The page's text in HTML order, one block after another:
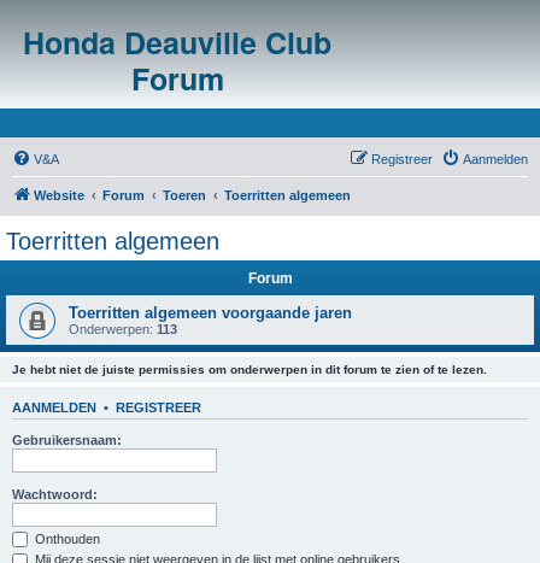
Honda Deauville Club
Forum
V&A Aanmelden
Registreer
Website Forum Toeren Toerritten algemeen
Toerritten algemeen
Forum
Toerritten algemeen voorgaande jaren
Onderwerpen: 113
Je hebt niet de juiste permissies om onderwerpen in dit forum te zien of te lezen.
AANMELDEN • REGISTREER
Gebruikersnaam:
Wachtwoord:
Onthouden
Mij deze sessie niet weergeven in de lijst met online gebruikers